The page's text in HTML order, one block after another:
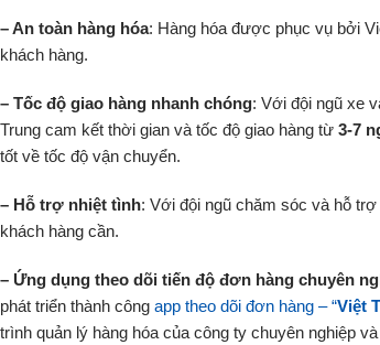
– An toàn hàng hóa: Hàng hóa được phục vụ bởi
khách hàng.
– Tốc độ giao hàng nhanh chóng: Với đội ngũ xe
Trung cam kết thời gian và tốc độ giao hàng từ 3-7
tốt về tốc độ vận chuyển.
– Hỗ trợ nhiệt tình: Với đội ngũ chăm sóc và hỗ
khách hàng cần.
– Ứng dụng theo dõi tiến độ đơn hàng chuyên
phát triển thành công app theo dõi đơn hàng – “Việt
trình quản lý hàng hóa của công ty chuyên nghiệp